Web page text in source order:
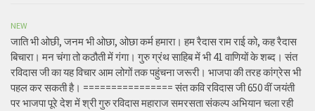
NEW
जाति भी ओछी, जनम भी ओछा, ओछा कर्म हमारा। हम रैदास राम राई को, कह रैदास
बिचारा। मन चंगा तो कठौती में गंगा। गुरु ग्रंथ साहिब में भी 41 वाणियों के शब्द। संत
रविदास जी का यह विचार आम लोगों तक पहुंचना जरूरी। भाजपा की तरह कांग्रेस भी
पहल कर सकती है। ================ संत कवि रविदास जी 650 वीं जयंती
पर भाजपा पूरे देश में श्री गुरु रविदास महाराज समरसता संकल्प अभियान चला रही